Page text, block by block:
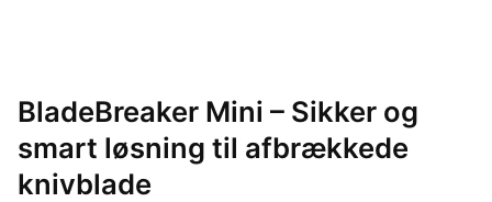
BladeBreaker Mini – Sikker og
smart løsning til afbrækkede
knivblade